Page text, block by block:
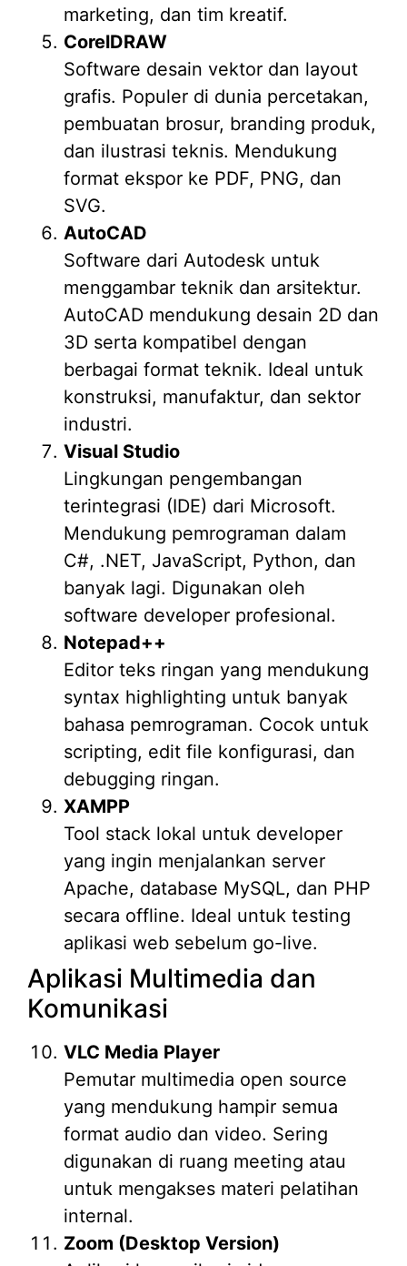
marketing, dan tim kreatif.
CorelDRAW
Software desain vektor dan layout
grafis. Populer di dunia percetakan,
pembuatan brosur, branding produk,
dan ilustrasi teknis. Mendukung
format ekspor ke PDF, PNG, dan
SVG.
AutoCAD
Software dari Autodesk untuk
menggambar teknik dan arsitektur.
AutoCAD mendukung desain 2D dan
3D serta kompatibel dengan
berbagai format teknik. Ideal untuk
konstruksi, manufaktur, dan sektor
industri.
Visual Studio
Lingkungan pengembangan
terintegrasi (IDE) dari Microsoft.
Mendukung pemrograman dalam
C#, .NET, JavaScript, Python, dan
banyak lagi. Digunakan oleh
software developer profesional.
Notepad++
Editor teks ringan yang mendukung
syntax highlighting untuk banyak
bahasa pemrograman. Cocok untuk
scripting, edit file konfigurasi, dan
debugging ringan.
XAMPP
Tool stack lokal untuk developer
yang ingin menjalankan server
Apache, database MySQL, dan PHP
secara offline. Ideal untuk testing
aplikasi web sebelum go-live.
Aplikasi Multimedia dan
Komunikasi
VLC Media Player
Pemutar multimedia open source
yang mendukung hampir semua
format audio dan video. Sering
digunakan di ruang meeting atau
untuk mengakses materi pelatihan
internal.
Zoom (Desktop Version)